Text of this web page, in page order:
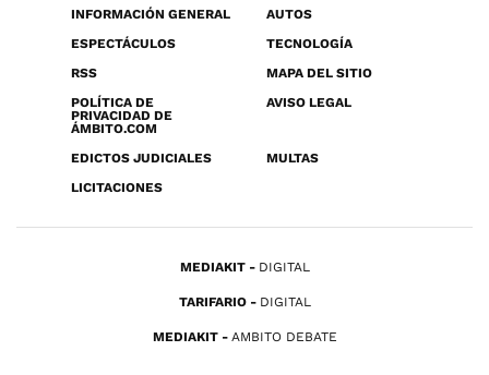
INFORMACIÓN GENERAL
AUTOS
ESPECTÁCULOS
TECNOLOGÍA
RSS
MAPA DEL SITIO
POLÍTICA DE
PRIVACIDAD DE
ÁMBITO.COM
AVISO LEGAL
EDICTOS JUDICIALES
MULTAS
LICITACIONES
MEDIAKIT DIGITAL
TARIFARIO DIGITAL
MEDIAKIT AMBITO DEBATE